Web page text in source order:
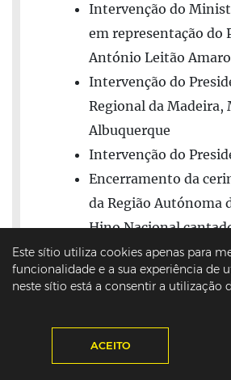
Este sítio utiliza cookies apenas para
funcionalidade e a sua experiência de
neste sítio está a consentir a utilização
ACEITO
Intervenção do
em representação
António Leitão Amaro
Intervenção do
Regional da Madeira,
Albuquerque
Intervenção do
Encerramento da
da Região Autónoma
Hino Nacional
Vocal Regina Pacis
15:00
Sessão solene de